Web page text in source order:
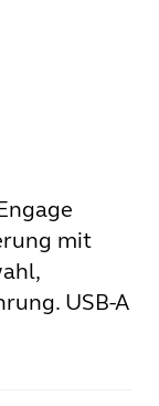
mit
USB-A